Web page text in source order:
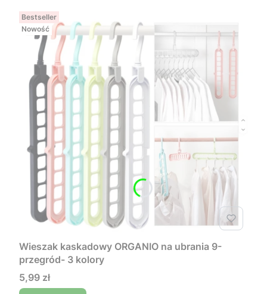
Bestseller
Nowość
Wieszak kaskadowy ORGANIO na ubrania 9-
przegród- 3 kolory
Cena
5,99 zł